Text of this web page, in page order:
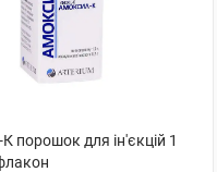
порошок для ін'єкцій 1